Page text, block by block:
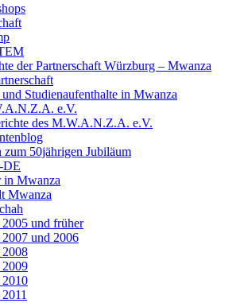
der Partnerschaft Würzburg – Mwanza
Studienaufenthalte in Mwanza
e.V.
des M.W.A.N.Z.A. e.V.
zum 50jährigen Jubiläum
DE
in Mwanza
Mwanza
und früher
und 2006